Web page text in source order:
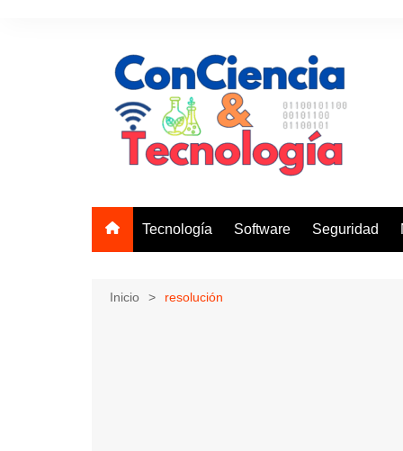
Tecnología Software Seguridad
Inicio resolución